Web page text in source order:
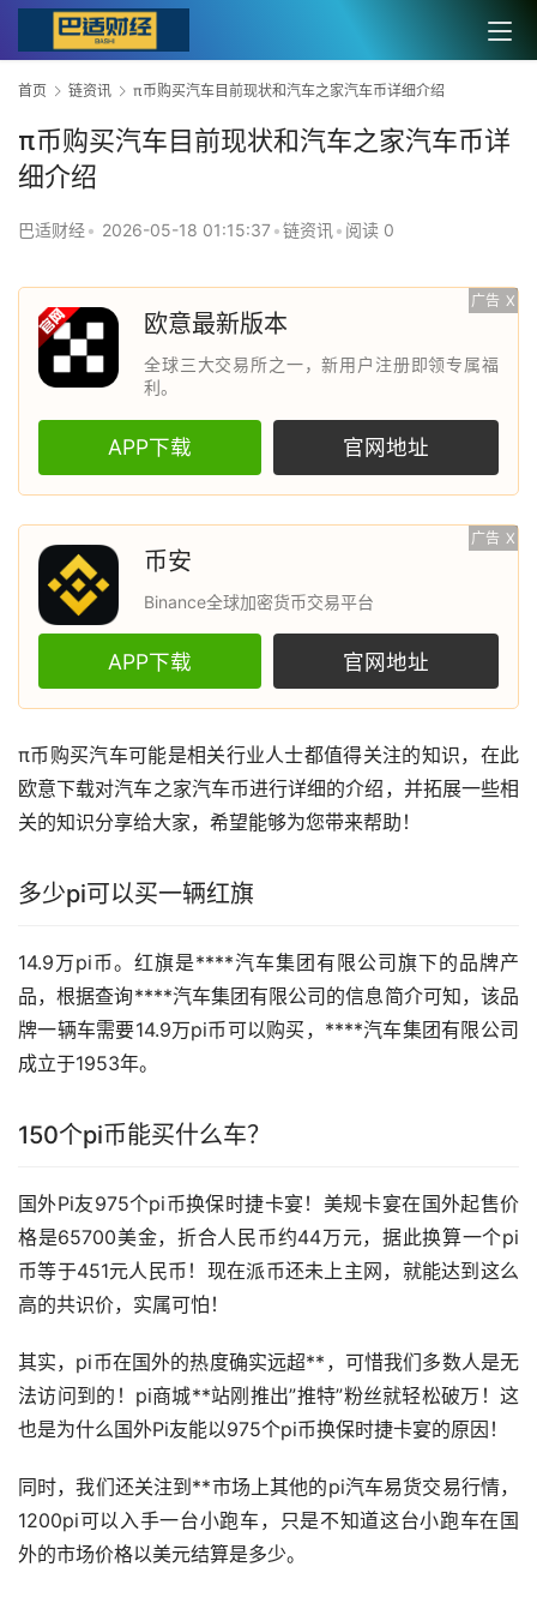
首页 链资讯 π币购买汽车目前现状和汽车之家汽车币详细介绍
π币购买汽车目前现状和汽车之家汽车币详
细介绍
巴适财经• 2026-05-18 01:15:37 •链资讯 • 阅读 0
广告 X
欧意最新版本
全球三大交易所之一，新用户注册即领专属福
利。
APP下载 官网地址
广告 X
币安
Binance全球加密货币交易平台
APP下载 官网地址
π币购买汽车可能是相关行业人士都值得关注的知识，在此
欧意下载对汽车之家汽车币进行详细的介绍，并拓展一些相
关的知识分享给大家，希望能够为您带来帮助！
多少pi可以买一辆红旗
14.9万pi币。红旗是****汽车集团有限公司旗下的品牌产
品，根据查询****汽车集团有限公司的信息简介可知，该品
牌一辆车需要14.9万pi币可以购买，****汽车集团有限公司
成立于1953年。
150个pi币能买什么车？
国外Pi友975个pi币换保时捷卡宴！美规卡宴在国外起售价
格是65700美金，折合人民币约44万元，据此换算一个pi
币等于451元人民币！现在派币还未上主网，就能达到这么
高的共识价，实属可怕！
其实，pi币在国外的热度确实远超**，可惜我们多数人是无
法访问到的！pi商城**站刚推出”推特”粉丝就轻松破万！这
也是为什么国外Pi友能以975个pi币换保时捷卡宴的原因！
同时，我们还关注到**市场 上其他的pi汽车易货交易行情，
1200pi可以入手一台小跑车，只是不知道这台小跑车在国
外的市场价格以美元结算是多少。